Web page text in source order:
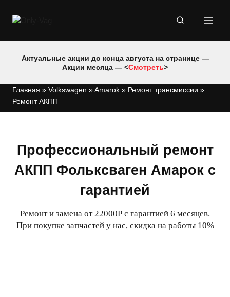
Актуальные акции до конца августа на странице —
Акции месяца — <Смотреть>
Главная » Volkswagen »Amarok » Ремонт трансмиссии »
Ремонт АКПП
Профессиональный ремонт
АКПП Фольксваген Амарок с
гарантией
Ремонт и замена от 22000Р с гарантией 6 месяцев.
При покупке запчастей у нас, скидка на работы 10%